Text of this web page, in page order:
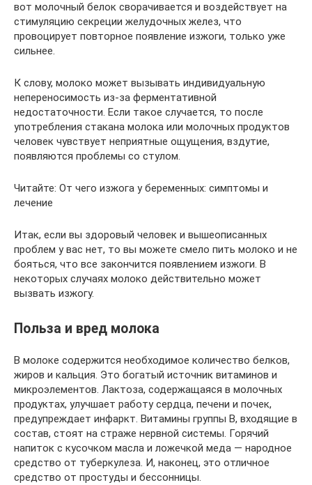
вот молочный белок сворачивается и воздействует на
стимуляцию секреции желудочных желез, что
провоцирует повторное появление изжоги, только уже
сильнее.
К слову, молоко может вызывать индивидуальную
непереносимость из-за ферментативной
недостаточности. Если такое случается, то после
употребления стакана молока или молочных продуктов
человек чувствует неприятные ощущения, вздутие,
появляются проблемы со стулом.
Читайте: От чего изжога у беременных: симптомы и
лечение
Итак, если вы здоровый человек и вышеописанных
проблем у вас нет, то вы можете смело пить молоко и не
бояться, что все закончится появлением изжоги. В
некоторых случаях молоко действительно может
вызвать изжогу.
Польза и вред молока
В молоке содержится необходимое количество белков,
жиров и кальция. Это богатый источник витаминов и
микроэлементов. Лактоза, содержащаяся в молочных
продуктах, улучшает работу сердца, печени и почек,
предупреждает инфаркт. Витамины группы В, входящие в
состав, стоят на страже нервной системы. Горячий
напиток с кусочком масла и ложечкой меда — народное
средство от туберкулеза. И, наконец, это отличное
средство от простуды и бессонницы.